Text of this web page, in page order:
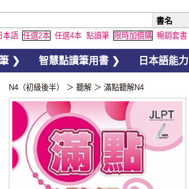
本語 任選2本 任選4本 點讀筆 限時加價購 暢銷套書
❯ 智慧點讀筆用書 ❯ 日本語能
N4（初級後半） ＞ 聽解 ＞ 滿點聽解N4